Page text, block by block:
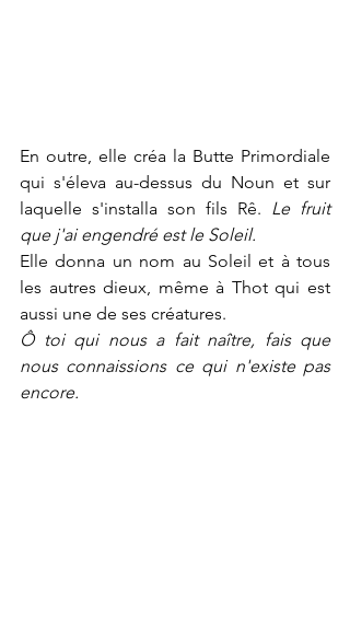
En outre, elle créa la Butte Primordiale
qui s'éleva au-dessus du Noun et sur
laquelle s'installa son fils Rê.
Le fruit
que j'ai engendré est le Soleil.
Elle donna un nom au Soleil et à tous
les autres dieux, même à Thot qui est
aussi une de ses créatures.
Ô toi qui nous a fait naître, fais que
nous connaissions ce qui n'existe pas
encore.